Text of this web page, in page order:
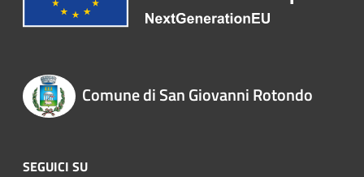
Comune di San Giovanni Rotondo
SEGUICI SU